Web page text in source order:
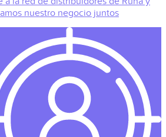
nuestro negocio juntos